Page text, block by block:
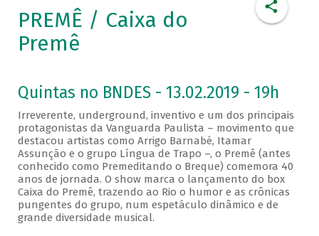
PREMÊ / Caixa do
Premê
Quintas no BNDES - 13.02.2019 - 19h
Irreverente, underground, inventivo e um dos principais
protagonistas da Vanguarda Paulista – movimento que
destacou artistas como Arrigo Barnabé, Itamar
Assunção e o grupo Língua de Trapo –, o Premê (antes
conhecido como Premeditando o Breque) comemora 40
anos de jornada. O show marca o lançamento do box
Caixa do Premê, trazendo ao Rio o humor e as crônicas
pungentes do grupo, num espetáculo dinâmico e de
grande diversidade musical.